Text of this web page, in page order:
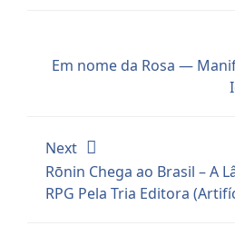
Em nome da Rosa —
Next
Rōnin Chega ao Brasil – A
RPG Pela Tria Editora